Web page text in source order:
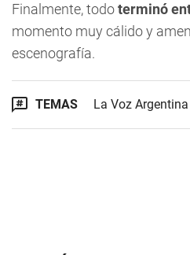
Finalmente, todoterminó
momento muy cálido y
escenografía.
TEMAS La Voz Argentina